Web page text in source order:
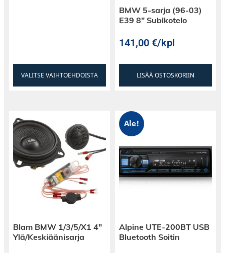
VALITSE VAIHTOEHDOISTA
BMW 5-sarja (96-03)
E39 8″ Subikotelo
141,00€/kpl
LISÄÄ OSTOSKORIIN
Blam BMW 1/3/5/X1 4″
Ylä/Keskiäänisarja
Ale!
Alpine UTE-200BT USB
Bluetooth Soitin